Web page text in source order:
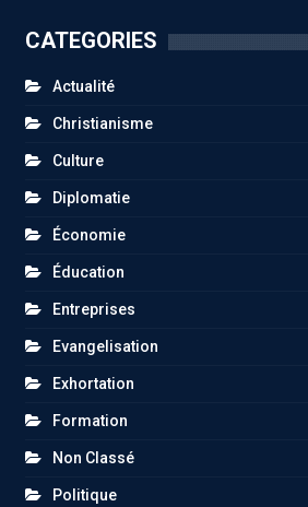
CATEGORIES
Actualité
Christianisme
Culture
Diplomatie
Économie
Éducation
Entreprises
Evangelisation
Exhortation
Formation
Non Classé
Politique